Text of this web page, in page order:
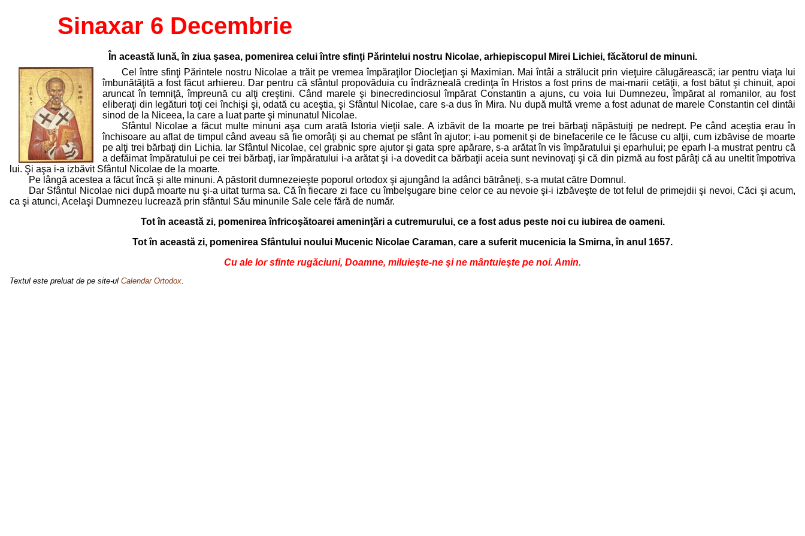
Sinaxar 6 Decembrie
În această lună, în ziua şasea, pomenirea celui între sfinţi Părintelui nostru Nicolae, arhiepiscopul Mirei Lichiei, făcătorul de minuni.
Cel între sfinţi Părintele nostru Nicolae a trăit pe vremea împăraţilor Diocleţian şi Maximian. Mai întâi a strălucit prin vieţuire călugărească; iar pentru viaţa lui
îmbunătăţită a fost făcut arhiereu. Dar pentru că sfântul propovăduia cu îndrăzneală credinţa în Hristos a fost prins de mai-marii cetăţii, a fost bătut şi chinuit, apoi
aruncat în temniţă, împreună cu alţi creştini. Când marele şi binecredinciosul împărat Constantin a ajuns, cu voia lui Dumnezeu, împărat al romanilor, au fost
eliberaţi din legături toţi cei închişi şi, odată cu aceştia, şi Sfântul Nicolae, care s-a dus în Mira. Nu după multă vreme a fost adunat de marele Constantin cel dintâi
sinod de la Niceea, la care a luat parte şi minunatul Nicolae.
Sfântul Nicolae a făcut multe minuni aşa cum arată Istoria vieţii sale. A izbăvit de la moarte pe trei bărbaţi năpăstuiţi pe nedrept. Pe când aceştia erau în
închisoare au aflat de timpul când aveau să fie omorâţi şi au chemat pe sfânt în ajutor; i-au pomenit şi de binefacerile ce le făcuse cu alţii, cum izbăvise de moarte
pe alţi trei bărbaţi din Lichia. Iar Sfântul Nicolae, cel grabnic spre ajutor şi gata spre apărare, s-a arătat în vis împăratului şi eparhului; pe eparh l-a mustrat pentru că
a defăimat împăratului pe cei trei bărbaţi, iar împăratului i-a arătat şi i-a dovedit ca bărbaţii aceia sunt nevinovaţi şi că din pizmă au fost pârâţi că au uneltit împotriva
lui. Şi aşa i-a izbăvit Sfântul Nicolae de la moarte.
Pe lângă acestea a făcut încă şi alte minuni. A păstorit dumnezeieşte poporul ortodox şi ajungând la adânci bătrâneţi, s-a mutat către Domnul.
Dar Sfântul Nicolae nici după moarte nu şi-a uitat turma sa. Că în fiecare zi face cu îmbelşugare bine celor ce au nevoie şi-i izbăveşte de tot felul de primejdii şi nevoi, Căci şi acum,
ca şi atunci, Acelaşi Dumnezeu lucrează prin sfântul Său minunile Sale cele fără de număr.
Tot în această zi, pomenirea înfricoşătoarei ameninţări a cutremurului, ce a fost adus peste noi cu iubirea de oameni.
Tot în această zi, pomenirea Sfântului noului Mucenic Nicolae Caraman, care a suferit mucenicia la Smirna, în anul 1657.
Cu ale lor sfinte rugăciuni, Doamne, miluieşte-ne şi ne mântuieşte pe noi. Amin.
Textul este preluat de pe site-ul Calendar Ortodox.